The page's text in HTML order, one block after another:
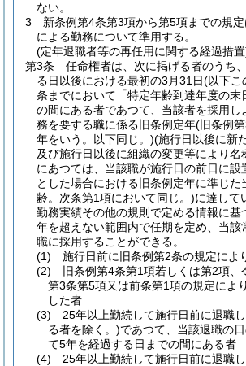
ない。
3
新条例第4条第3項から第5項までの規
による勤務について準用する。
(定年退職者等の再任用に関する経過措
第3条
任命権者は、次に掲げる者のうち
る日以後における最初の3月31日(以下こ
条までにおいて「特定年齢到達年度の末
の間にある者であつて、当該者を採用し
務を要する職に係る旧条例定年(旧条例
年をいう。以下同じ。)(施行日以後に新
及び施行日以後に組織の変更等により名
にあつては、当該職が施行日の前日に設
とした場合における旧条例定年に準じた
齢。次条第1項において同じ。)に達して
勤務実績その他の規則で定める情報に基
年を超えない範囲内で任期を定め、当該
職に採用することができる。
(1)
施行日前に旧条例第2条の規定によ
(2)
旧条例第4条第1項若しくは第2項、
第3条第5項又は前条第1項の規定によ
した者
(3)
25年以上勤続して施行日前に退職
る者を除く。)であつて、当該退職の
て5年を経過する日までの間にある者
(4)
25年以上勤続して施行日前に退職